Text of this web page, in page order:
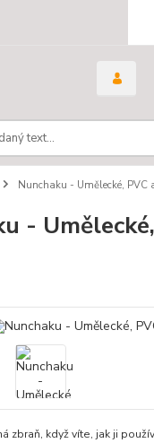
Nunchaku - Umělecké, PVC
-
zbraň, když víte, jak ji